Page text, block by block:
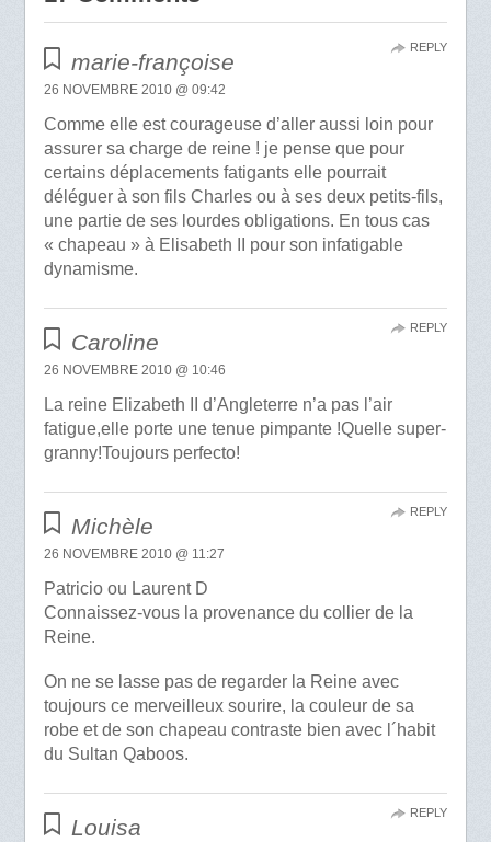
marie-françoise
26 NOVEMBRE 2010 @ 09:42
Comme elle est courageuse d’aller aussi loin pour
assurer sa charge de reine ! je pense que pour
certains déplacements fatigants elle pourrait
déléguer à son fils Charles ou à ses deux petits-fils,
une partie de ses lourdes obligations. En tous cas
« chapeau » à Elisabeth II pour son infatigable
dynamisme.
REPLY
Caroline
26 NOVEMBRE 2010 @ 10:46
La reine Elizabeth II d’Angleterre n’a pas l’air
fatigue,elle porte une tenue pimpante !Quelle super-
granny!Toujours perfecto!
REPLY
Michèle
26 NOVEMBRE 2010 @ 11:27
Patricio ou Laurent D
Connaissez-vous la provenance du collier de la
Reine.
On ne se lasse pas de regarder la Reine avec
toujours ce merveilleux sourire, la couleur de sa
robe et de son chapeau contraste bien avec l´habit
du Sultan Qaboos.
REPLY
Louisa
REPLY